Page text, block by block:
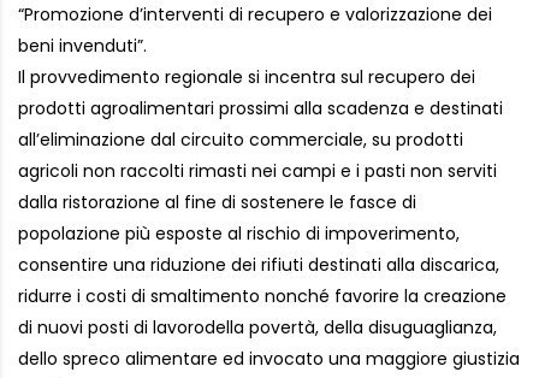
“Promozione d’interventi di recupero e valorizzazione dei
beni invenduti”.
Il provvedimento regionale si incentra sul recupero dei
prodotti agroalimentari prossimi alla scadenza e destinati
all’eliminazione dal circuito commerciale, su prodotti
agricoli non raccolti rimasti nei campi e i pasti non serviti
dalla ristorazione al fine di sostenere le fasce di
popolazione più esposte al rischio di impoverimento,
consentire una riduzione dei rifiuti destinati alla discarica,
ridurre i costi di smaltimento nonché favorire la creazione
di nuovi posti di lavorodella povertà, della disuguaglianza,
dello spreco alimentare ed invocato una maggiore giustizia